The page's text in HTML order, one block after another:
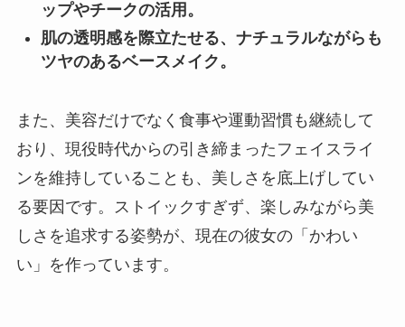
ップやチークの活用。
肌の透明感を際立たせる、ナチュラルながらも
ツヤのあるベースメイク。
また、美容だけでなく食事や運動習慣も継続して
おり、現役時代からの引き締まったフェイスライ
ンを維持していることも、美しさを底上げしてい
る要因です。ストイックすぎず、楽しみながら美
しさを追求する姿勢が、現在の彼女の「かわい
い」を作っています。